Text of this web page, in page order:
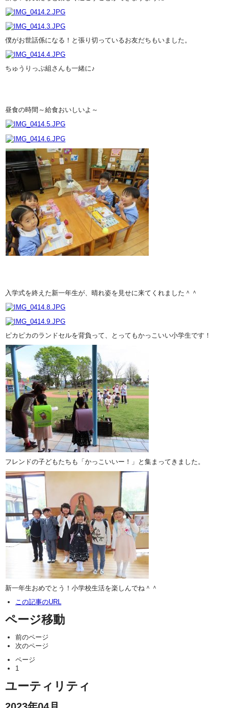
僕がお世話係になる！と張り切っているお友だちもいました。
ちゅうりっぷ組さんも一緒に♪
昼食の時間～給食おいしいよ～
入学式を終えた新一年生が、晴れ姿を見せに来てくれました＾＾
ピカピカのランドセルを背負って、とってもかっこいい小学生です！
フレンドの子どもたちも「かっこいいー！」と集まってきました。
新一年生おめでとう！小学校生活を楽しんでね＾＾
この記事のURL
ページ移動
前のページ
次のページ
ページ
1
ユーティリティ